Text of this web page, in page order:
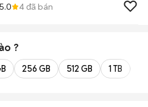
5.0 4đã bán
?
256 GB 512 GB 1 TB